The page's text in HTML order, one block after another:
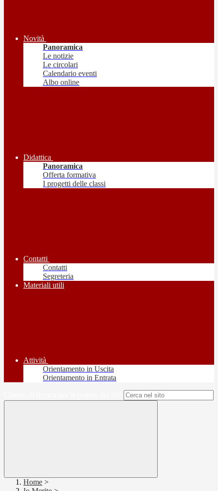
Novità
Panoramica
Le notizie
Le circolari
Calendario eventi
Albo online
Didattica
Panoramica
Offerta formativa
I progetti delle classi
Contatti
Contatti
Segreteria
Materiali utili
Attività
Orientamento in Uscita
Orientamento in Entrata
Home >